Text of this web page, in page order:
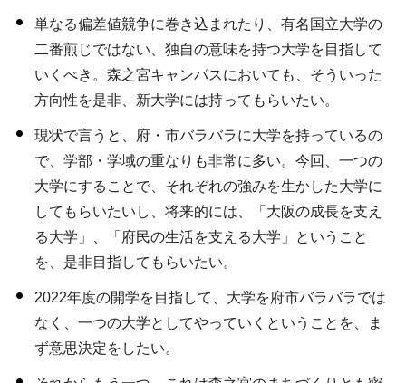
単なる偏差値競争に巻き込まれたり、有名国立大学の
二番煎じではない、独自の意味を持つ大学を目指して
いくべき。森之宮キャンパスにおいても、そういった
方向性を是非、新大学には持ってもらいたい。
現状で言うと、府・市バラバラに大学を持っているの
で、学部・学域の重なりも非常に多い。今回、一つの
大学にすることで、それぞれの強みを生かした大学に
してもらいたいし、将来的には、「大阪の成長を支え
る大学」、「府民の生活を支える大学」ということ
を、是非目指してもらいたい。
2022年度の開学を目指して、大学を府市バラバラでは
なく、一つの大学としてやっていくということを、ま
ず意思決定をしたい。